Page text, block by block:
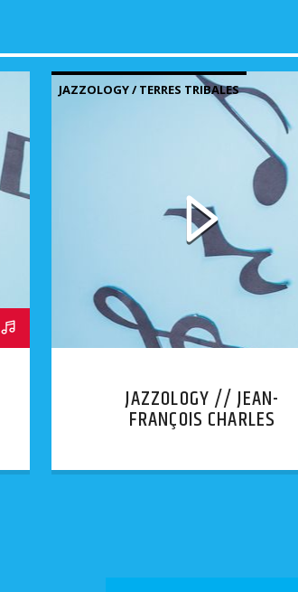
JAZZOLOGY / TERRES TRIBALES
JAZZOLOGY // JEAN-
FRANÇOIS CHARLES